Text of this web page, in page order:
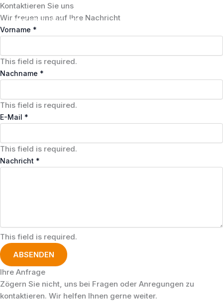
Zum
Inhalt
springen
cncatalunya.org
Kontaktieren Sie uns
Wir freuen uns auf Ihre Nachricht
Vorname *
This field is required.
Nachname *
This field is required.
E-Mail *
This field is required.
Nachricht *
This field is required.
ABSENDEN
Ihre Anfrage
Zögern Sie nicht, uns bei Fragen oder Anregungen zu
kontaktieren. Wir helfen Ihnen gerne weiter.